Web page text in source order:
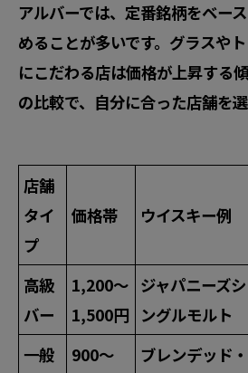
アルバーでは、定番銘柄をベー
めることが多いです。グラスや
にこだわる店は価格が上昇する
の比較で、自分に合った店舗を
店舗
タイ
プ
価格帯 ウイスキー例
高級
バー
1,200〜
1,500円
ジャパニーズシ
ングルモルト
一般
900〜
ブレンデッド・